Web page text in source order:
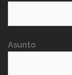
Asunto